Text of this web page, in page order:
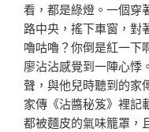
看，都是綠燈。一個穿
路中央，搖下車窗，對
嚕咕嚕？你倒是紅一下
廖沾沾感覺到一陣心悸
聲，與他兒時聽到的家
家傳《沾醬秘笈》裡記
都被麵皮的氣味籠罩，